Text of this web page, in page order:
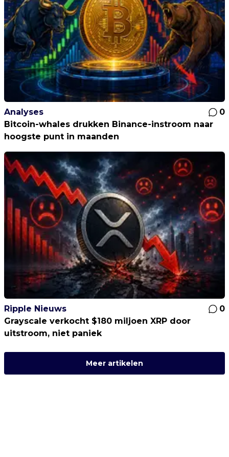
Analyses
0
Bitcoin-whales drukken Binance-instroom naar
hoogste punt in maanden
Ripple Nieuws
0
Grayscale verkocht $180 miljoen XRP door
uitstroom, niet paniek
Meer artikelen